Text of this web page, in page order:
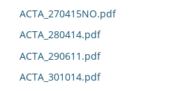
ACTA_270415NO.pdf
ACTA_280414.pdf
ACTA_290611.pdf
ACTA_301014.pdf